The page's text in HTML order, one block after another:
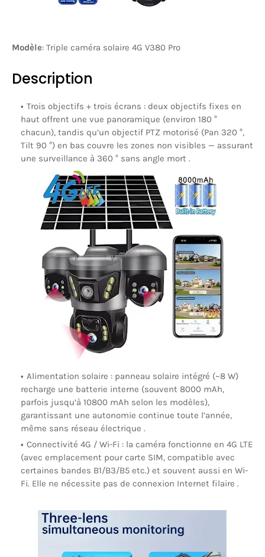
Modèle: Triple caméra solaire 4G V380 Pro
Description
Trois objectifs + trois écrans : deux objectifs fixes en
haut offrent une vue panoramique (environ 180 °
chacun), tandis qu’un objectif PTZ motorisé (Pan 320 °,
Tilt 90 °) en bas couvre les zones non visibles — assurant
une surveillance à 360 ° sans angle mort .
Alimentation solaire : panneau solaire intégré (~8 W)
recharge une batterie interne (souvent 8000 mAh,
parfois jusqu’à 10800 mAh selon les modèles),
garantissant une autonomie continue toute l’année,
même sans réseau électrique .
Connectivité 4G / Wi-Fi : la caméra fonctionne en 4G LTE
(avec emplacement pour carte SIM, compatible avec
certaines bandes B1/B3/B5 etc.) et souvent aussi en Wi-
Fi. Elle ne nécessite pas de connexion Internet filaire .